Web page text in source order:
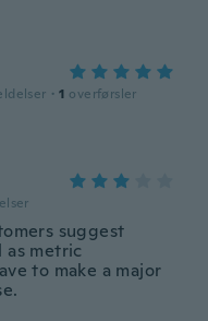
· 1 overførsler
suggest
as metric
to make a major